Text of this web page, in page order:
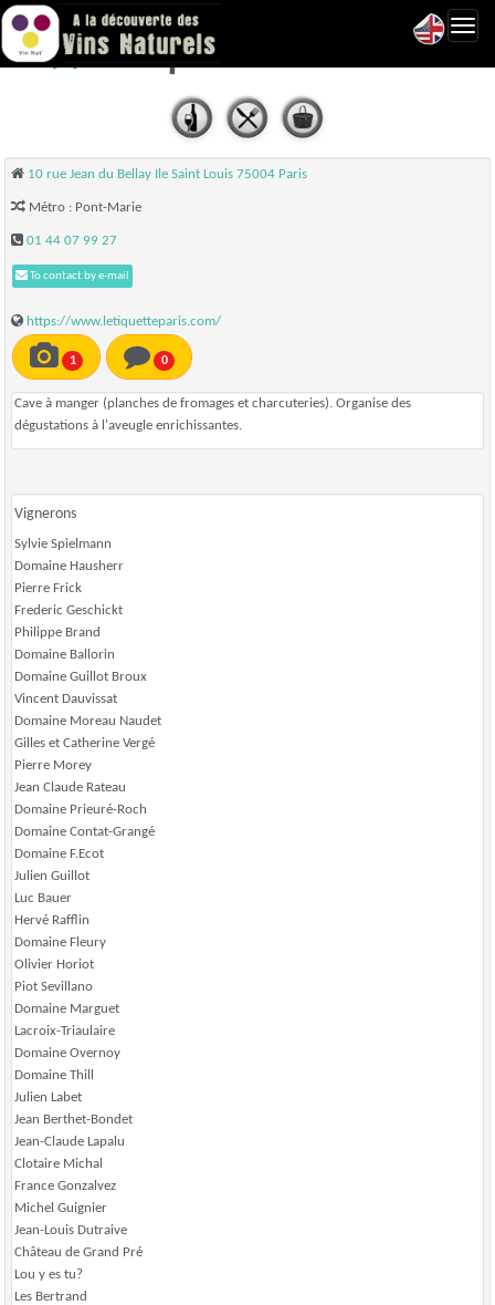
L'étiquette - Paris 04
10 rue Jean du Bellay Ile Saint Louis 75004 Paris
Métro : Pont-Marie
01 44 07 99 27
To contact by e-mail
https://www.letiquetteparis.com/
1 0
Cave à manger (planches de fromages et charcuteries). Organise des
dégustations à l'aveugle enrichissantes.
Vignerons
Sylvie Spielmann
Domaine Hausherr
Pierre Frick
Frederic Geschickt
Philippe Brand
Domaine Ballorin
Domaine Guillot Broux
Vincent Dauvissat
Domaine Moreau Naudet
Gilles et Catherine Vergé
Pierre Morey
Jean Claude Rateau
Domaine Prieuré-Roch
Domaine Contat-Grangé
Domaine F.Ecot
Julien Guillot
Luc Bauer
Hervé Rafflin
Domaine Fleury
Olivier Horiot
Piot Sevillano
Domaine Marguet
Lacroix-Triaulaire
Domaine Overnoy
Domaine Thill
Julien Labet
Jean Berthet-Bondet
Jean-Claude Lapalu
Clotaire Michal
France Gonzalvez
Michel Guignier
Jean-Louis Dutraive
Château de Grand Pré
Lou y es tu?
Les Bertrand